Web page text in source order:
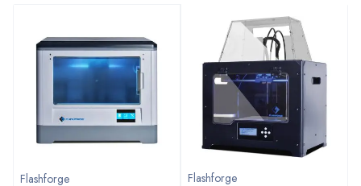
Flashforge Flashforge